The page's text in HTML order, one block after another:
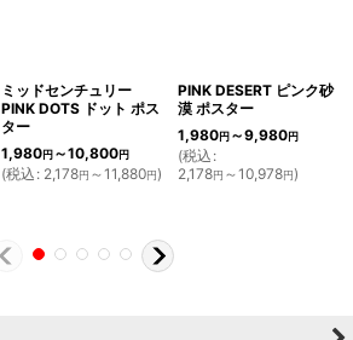
ミッドセンチュリー
PINK DOTS ドット ポス
ター
1,980円～10,800円
(税込 : 2,178円 ～11,880円)
PINK DESERT ピンク砂
漠 ポスター
1,980円～9,980円
(税込 :
2,178円 ～10,978円)